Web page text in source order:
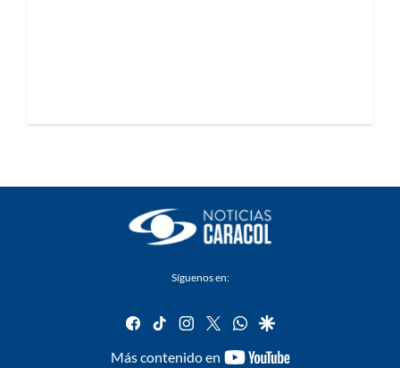
Síguenos en:
facebook
tiktok instagram
twitterwhatsapp
google
Más contenido en
youtube-